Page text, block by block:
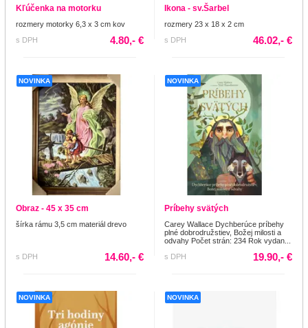
Kľúčenka na motorku
rozmery motorky 6,3 x 3 cm kov
s DPH
4.80,- €
Ikona - sv.Šarbel
rozmery 23 x 18 x 2 cm
s DPH
46.02,- €
NOVINKA
Obraz - 45 x 35 cm
šírka rámu 3,5 cm materiál drevo
s DPH 14.60,- €
NOVINKA
Príbehy svätých
Carey Wallace Dychberúce príbehy
plné dobrodružstiev, Božej milosti a
odvahy Počet strán: 234 Rok vydan...
s DPH
19.90,- €
NOVINKA NOVINKA